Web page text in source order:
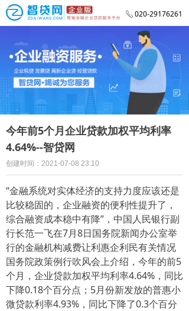
ꂅ 020-29176261
今年前5个月企业贷款加权平均利率
4.64%--智贷网
创建时间： 2021-07-08 23:10
“金融系统对实体经济的支持力度应该还是
比较稳固的，企业融资的便利性提升了，
综合融资成本稳中有降”，中国人民银行副
行长范一飞在7月8日国务院新闻办公室举
行的金融机构减费让利惠企利民有关情况
国务院政策例行吹风会上介绍，今年的前5
个月，企业贷款加权平均利率4.64%，同比
下降0.18个百分点；5月份新发放的普惠小
微贷款利率4.93%，同比下降了0.3个百分